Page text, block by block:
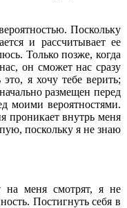
Поскольку
и рассчитывает ее
Только позже, когда
он сможет нас сразу
я хочу тебе верить;
размещен перед
моими вероятностями.
проникает внутрь меня
поскольку я не знаю
на меня смотрят, я не
Постигнуть себя в